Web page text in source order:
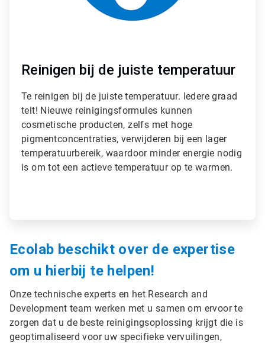
Reinigen bij de juiste temperatuur
Te reinigen bij de juiste temperatuur. Iedere graad
telt! Nieuwe reinigingsformules kunnen
cosmetische producten, zelfs met hoge
pigmentconcentraties, verwijderen bij een lager
temperatuurbereik, waardoor minder energie nodig
is om tot een actieve temperatuur op te warmen.
Ecolab beschikt over de expertise
om u hierbij te helpen!
Onze technische experts en het Research and
Development team werken met u samen om ervoor te
zorgen dat u de beste reinigingsoplossing krijgt die is
geoptimaliseerd voor uw specifieke vervuilingen,